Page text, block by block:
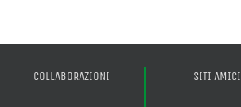
COLLABORAZIONI SITI AMICI